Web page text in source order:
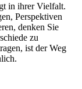
in ihrer Vielfalt.
Perspektiven
denken Sie
zu
ist der Weg